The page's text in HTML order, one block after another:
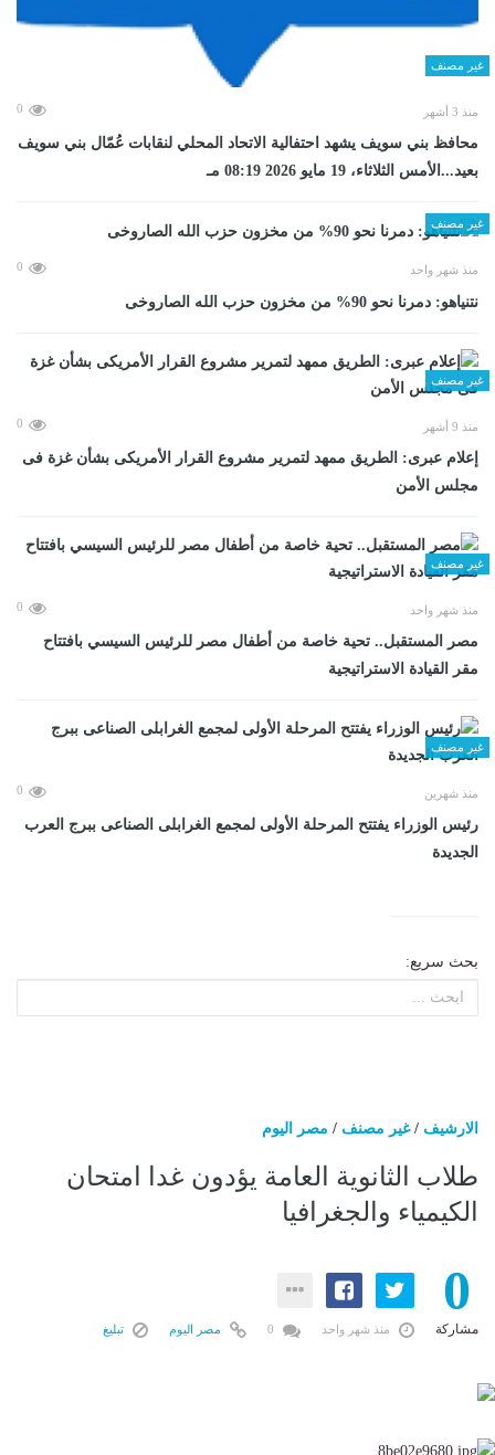
غير مصنف
منذ 3 أشهر 0
محافظ بني سويف يشهد احتفالية الاتحاد المحلي لنقابات عُمّال بني سويف
بعيد...الأمس الثلاثاء، 19 مايو 2026 08:19 مـ
غير مصنف
منذ شهر واحد 0
نتنياهو: دمرنا نحو 90% من مخزون حزب الله الصاروخى
غير مصنف
منذ 9 أشهر 0
إعلام عبرى: الطريق ممهد لتمرير مشروع القرار الأمريكى بشأن غزة فى
مجلس الأمن
غير مصنف
منذ شهر واحد 0
مصر المستقبل.. تحية خاصة من أطفال مصر للرئيس السيسي بافتتاح
مقر القيادة الاستراتيجية
غير مصنف
منذ شهرين 0
رئيس الوزراء يفتتح المرحلة الأولى لمجمع الغرابلى الصناعى ببرج العرب
الجديدة
بحث سريع:
الارشيف /غير مصنف / مصر اليوم
طلاب الثانوية العامة يؤدون غدا امتحان
الكيمياء والجغرافيا
0
مشاركة منذ شهر واحد مصر اليوم تبليغ